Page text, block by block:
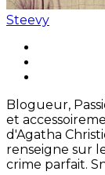
Steevy
Blogueur,
et
d'Agatha
renseigne sur
crime parfait.